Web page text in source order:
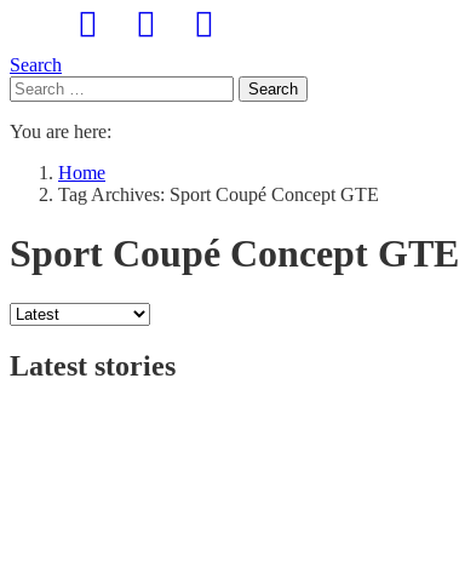
Search
Search
for:
Search
You are here:
Home
Tag Archives: Sport Coupé Concept GTE
Sport Coupé Concept GTE
Latest stories